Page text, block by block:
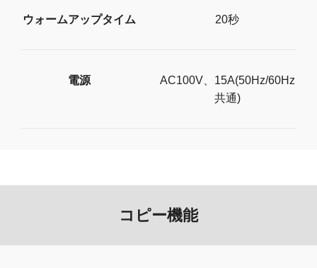
ウォームアップタイム 20秒
電源
AC100V、15A(50Hz/60Hz
共通)
コピー機能